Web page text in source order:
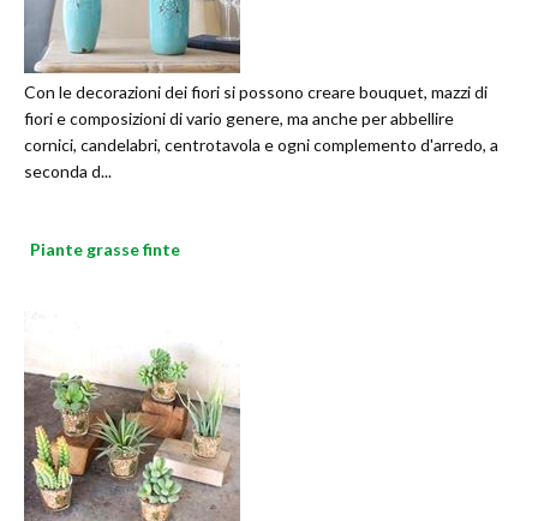
Con le decorazioni dei fiori si possono creare bouquet, mazzi di
fiori e composizioni di vario genere, ma anche per abbellire
cornici, candelabri, centrotavola e ogni complemento d'arredo, a
seconda d...
Piante grasse finte